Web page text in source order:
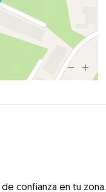
confianza en tu zona.